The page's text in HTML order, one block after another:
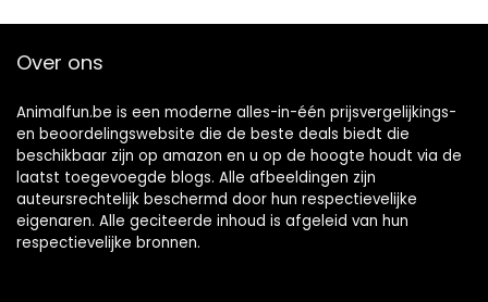
Over ons
Animalfun.be is een moderne alles-in-één prijsvergelijkings-
en beoordelingswebsite die de beste deals biedt die
beschikbaar zijn op amazon en u op de hoogte houdt via de
laatst toegevoegde blogs. Alle afbeeldingen zijn
auteursrechtelijk beschermd door hun respectievelijke
eigenaren. Alle geciteerde inhoud is afgeleid van hun
respectievelijke bronnen.